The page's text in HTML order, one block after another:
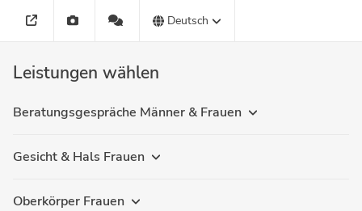
Deutsch
Leistungen wählen
Beratungsgespräche Männer & Frauen
Gesicht & Hals Frauen
Oberkörper Frauen